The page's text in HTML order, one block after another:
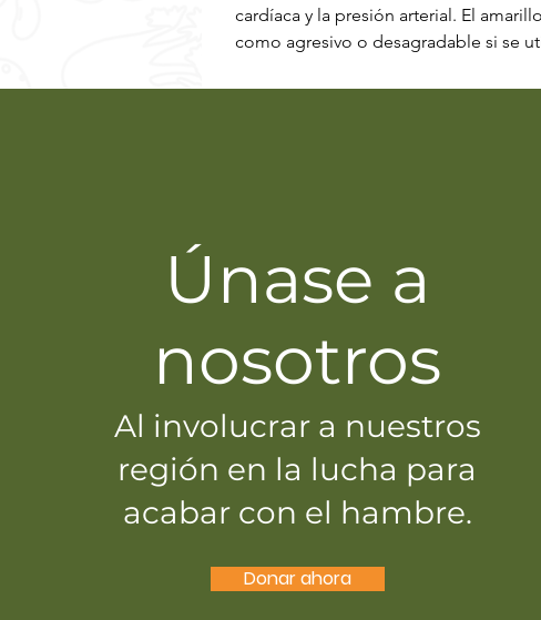
cardíaca y la presión arterial. El
como agresivo o desagradable si se
Únase a
nosotros
Al involucrar a nuestros
región en la lucha para
acabar con el hambre.
Donar ahora